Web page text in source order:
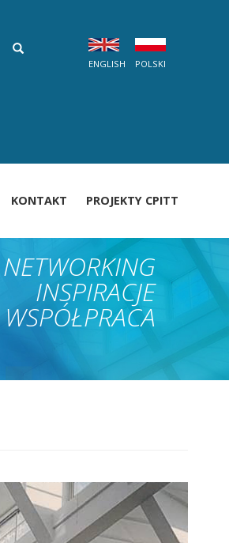
SZUKAJ
ENGLISH POLSKI
KONTAKT PROJEKTY CPITT
NETWORKING
INSPIRACJE
WSPÓŁPRACA